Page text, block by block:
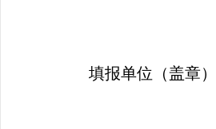
填报单位（盖章）